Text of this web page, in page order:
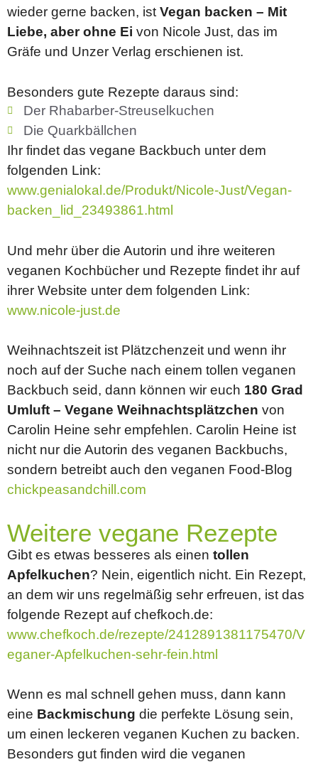
wieder gerne backen, ist Vegan backen – Mit
Liebe, aber ohne Ei von Nicole Just, das im
Gräfe und Unzer Verlag erschienen ist.
Besonders gute Rezepte daraus sind:
Der Rhabarber-Streuselkuchen
Die Quarkbällchen
Ihr findet das vegane Backbuch unter dem
folgenden Link:
www.genialokal.de/Produkt/Nicole-Just/Vegan-
backen_lid_23493861.html
Und mehr über die Autorin und ihre weiteren
veganen Kochbücher und Rezepte findet ihr auf
ihrer Website unter dem folgenden Link:
www.nicole-just.de
Weihnachtszeit ist Plätzchenzeit und wenn ihr
noch auf der Suche nach einem tollen veganen
Backbuch seid, dann können wir euch 180 Grad
Umluft – Vegane Weihnachtsplätzchen von
Carolin Heine sehr empfehlen. Carolin Heine ist
nicht nur die Autorin des veganen Backbuchs,
sondern betreibt auch den veganen Food-Blog
chickpeasandchill.com
Weitere vegane Rezepte
Gibt es etwas besseres als einen tollen
Apfelkuchen? Nein, eigentlich nicht. Ein Rezept,
an dem wir uns regelmäßig sehr erfreuen, ist das
folgende Rezept auf chefkoch.de:
www.chefkoch.de/rezepte/2412891381175470/V
eganer-Apfelkuchen-sehr-fein.html
Wenn es mal schnell gehen muss, dann kann
eine Backmischung die perfekte Lösung sein,
um einen leckeren veganen Kuchen zu backen.
Besonders gut finden wird die veganen